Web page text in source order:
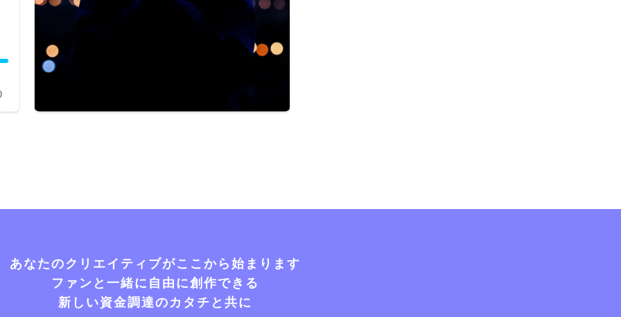
あなたのクリエイティブがここから始まります
ファンと一緒に自由に創作できる
新しい資金調達のカタチと共に